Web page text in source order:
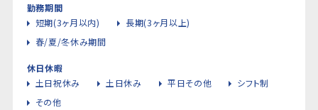
勤務期間
短期(3ヶ月以内)
長期(3ヶ月以上)
春/夏/冬休み期間
休日休暇
土日祝休み
土日休み 平日その他
シフト制
その他